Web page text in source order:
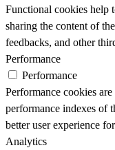
Functional cookies help
sharing the content of
feedbacks, and other
Performance
Performance
Performance cookies
performance indexes of
better user experience
Analytics